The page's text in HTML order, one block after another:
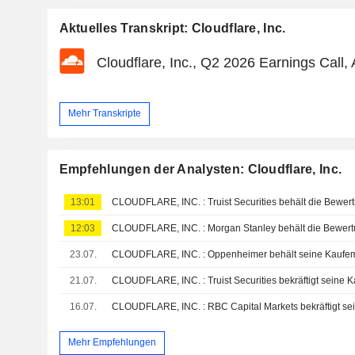
Aktuelles Transkript: Cloudflare, Inc.
Cloudflare, Inc., Q2 2026 Earnings Call,
Mehr Transkripte
Empfehlungen der Analysten: Cloudflare, Inc.
13:01 CLOUDFLARE, INC. : Truist Securities behält die
12:03 CLOUDFLARE, INC. : Morgan Stanley behält die
23.07. CLOUDFLARE, INC. : Oppenheimer behält seine
21.07. CLOUDFLARE, INC. : Truist Securities bekräftigt seine
16.07. CLOUDFLARE, INC. : RBC Capital Markets bekräftigt
Mehr Empfehlungen